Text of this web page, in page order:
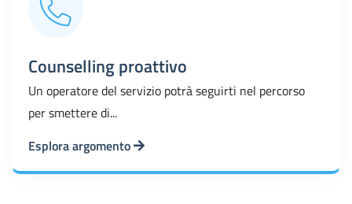
Counselling proattivo
Un operatore del servizio potrà seguirti nel percorso
per smettere di...
Esplora argomento